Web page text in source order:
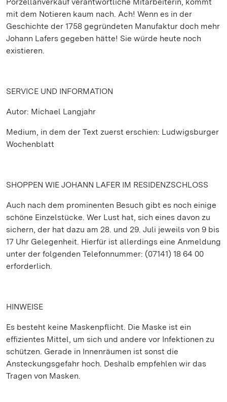
mit dem Notieren kaum nach. Ach! Wenn es in der
Geschichte der 1758 gegründeten Manufaktur doch mehr
Johann Lafers gegeben hätte! Sie würde heute noch
existieren.
SERVICE UND INFORMATION
Autor: Michael Langjahr
Medium, in dem der Text zuerst erschien: Ludwigsburger
Wochenblatt
SHOPPEN WIE JOHANN LAFER IM RESIDENZSCHLOSS
Auch nach dem prominenten Besuch gibt es noch einige
schöne Einzelstücke. Wer Lust hat, sich eines davon zu
sichern, der hat dazu am 28. und 29. Juli jeweils von 9 bis
17 Uhr Gelegenheit. Hierfür ist allerdings eine Anmeldung
unter der folgenden Telefonnummer: (07141) 18 64 00
erforderlich.
HINWEISE
Es besteht keine Maskenpflicht. Die Maske ist ein
effizientes Mittel, um sich und andere vor Infektionen zu
schützen. Gerade in Innenräumen ist sonst die
Ansteckungsgefahr hoch. Deshalb empfehlen wir das
Tragen von Masken.